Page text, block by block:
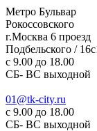
Метро Бульвар
Рокоссовского
г.Москва 6 проезд
Подбельского /
c 9.00 до 18.00
СБ- ВС выходной
01@tk-city.ru
c 9.00 до 18.00
СБ- ВС выходной